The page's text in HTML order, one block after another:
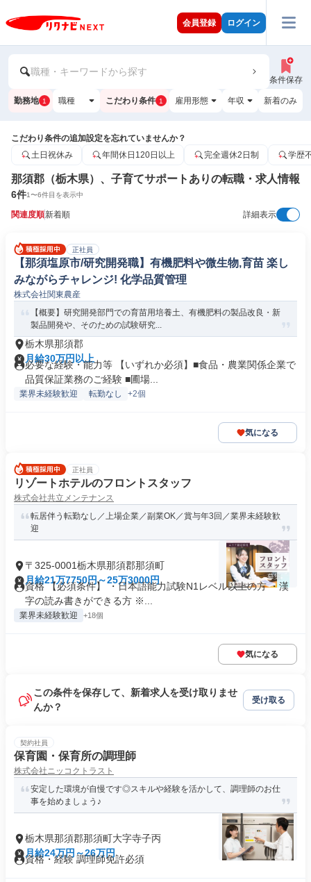
会員登録 ログイン
職種・キーワードから探す
条件保存
勤務地 1 職種 こだわり条件 1 雇用形態 年収 新着のみ
こだわり条件の追加設定を忘れていませんか？
土日祝休み
年間休日120日以上 完全週休2日制 学歴
那須郡（栃木県）、子育てサポートありの転職・求人情報
6件1〜6件目を表示中
関連度順新着順 詳細表示
正社員
【那須塩原市/研究開発職】有機肥料や微生物,育苗 楽し
みながらチャレンジ! 化学品質管理
株式会社関東農産
【概要】研究開発部門での育苗用培養土、有機肥料の製品改良・新
製品開発や、そのための試験研究...
栃木県那須郡
月給30万円以上
必要な経験・能力等 【いずれか必須】■食品・農業関係企業で
品質保証業務のご経験 ■圃場...
業界未経験歓迎 転勤なし +2個
気になる
正社員
リゾートホテルのフロントスタッフ
株式会社共立メンテナンス
転居伴う転勤なし／上場企業／副業OK／賞与年3回／業界未経験歓
迎
〒325-0001栃木県那須郡那須町
月給21万7750円～25万3000円
資格 【必須条件】 ・日本語能力試験N1レベル以上の方 ・漢
字の読み書きができる方 ※...
業界未経験歓迎 +18個
気になる
この条件を保存して、新着求人を受け取りませ
んか？
受け取る
契約社員
保育園・保育所の調理師
株式会社ニッコクトラスト
安定した環境が自慢です◎スキルや経験を活かして、調理師のお仕
事を始めましょう♪
栃木県那須郡那須町大字寺子丙
月給24万円～26万円
資格・経験 調理師免許必須